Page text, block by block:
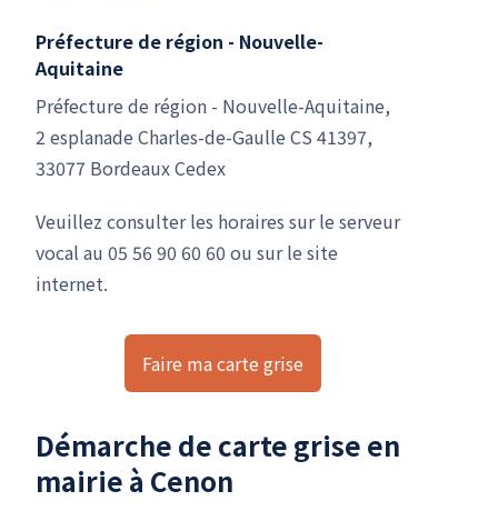
Préfecture de région - Nouvelle-
Aquitaine
Préfecture de région - Nouvelle-Aquitaine,
2 esplanade Charles-de-Gaulle CS 41397,
33077 Bordeaux Cedex
Veuillez consulter les horaires sur le serveur
vocal au 05 56 90 60 60 ou sur le site
internet.
Faire ma carte grise
Démarche de carte grise en
mairie à Cenon